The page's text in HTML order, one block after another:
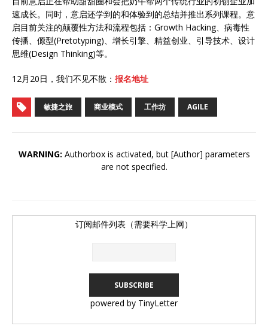
速成长。同时，意启还学到的和体验到的总结并推出系列课程。意
启目前关注的颠覆性方法和流程包括：Growth Hacking、病毒性
传播、傆型(Pretotyping)、增长引擎、精益创业、引导技术、设计
思维(Design Thinking)等。
12月20日，我们不见不散： 报名地址
敏捷之旅 商业模式 工作坊 AGILE
WARNING: Authorbox is activated, but [Author] parameters
are not specified.
订阅邮件列表（需要科学上网）
powered by TinyLetter